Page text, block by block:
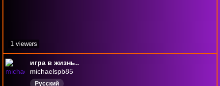
игра в жизнь..
michaelspb85
Русский
1 viewers